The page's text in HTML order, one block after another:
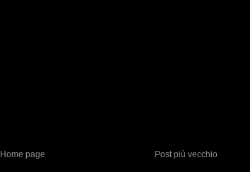
Post più vecchio
Home page